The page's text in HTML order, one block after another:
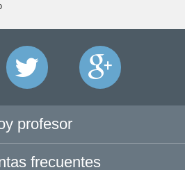
profesor
frecuentes